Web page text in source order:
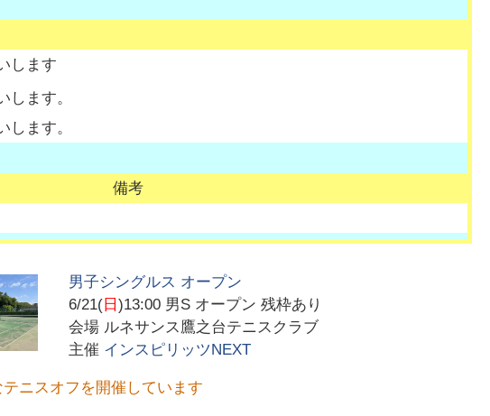
します
します。
します。
備考
男子シングルス オープン
6/21( 日)13:00 男S オープン 残枠あり
会場 ルネサンス鷹之台テニスクラブ
主催 インスピリッツNEXT
ニスオフを開催しています